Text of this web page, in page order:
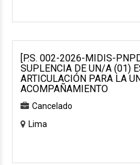
[P.S. 002-2026-MIDIS-
SUPLENCIA DE UN/A (01)
ARTICULACIÓN PARA LA
ACOMPAÑAMIENTO
Cancelado
Lima